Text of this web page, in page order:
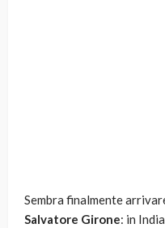
Sembra finalmente
Salvatore Girone: in